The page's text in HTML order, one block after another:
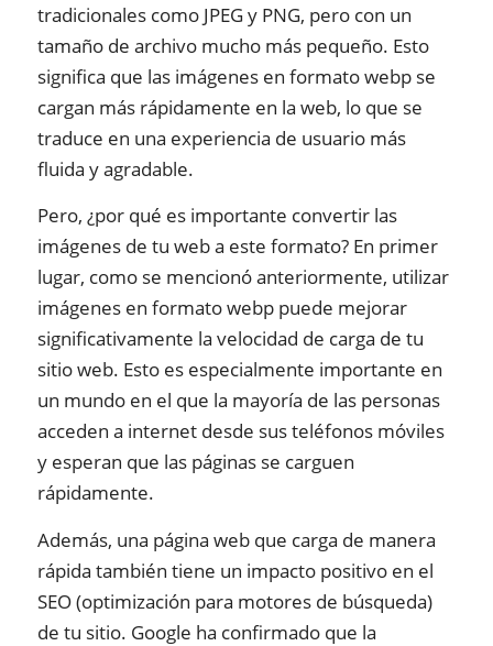
tradicionales como JPEG y PNG, pero con un
tamaño de archivo mucho más pequeño. Esto
significa que las imágenes en formato webp se
cargan más rápidamente en la web, lo que se
traduce en una experiencia de usuario más
fluida y agradable.
Pero, ¿por qué es importante convertir las
imágenes de tu web a este formato? En primer
lugar, como se mencionó anteriormente, utilizar
imágenes en formato webp puede mejorar
significativamente la velocidad de carga de tu
sitio web. Esto es especialmente importante en
un mundo en el que la mayoría de las personas
acceden a internet desde sus teléfonos móviles
y esperan que las páginas se carguen
rápidamente.
Además, una página web que carga de manera
rápida también tiene un impacto positivo en el
SEO (optimización para motores de búsqueda)
de tu sitio. Google ha confirmado que la